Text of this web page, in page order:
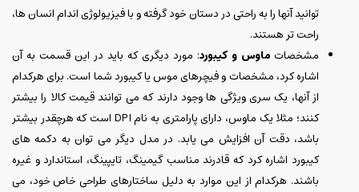
توانید آنها را به راحتی در دستان خود گرفته و با فیزیولوژی اندام انسان ها،
راحت تر هستند.
مشخصات ماوس و کیبورد: مورد دیگری که باید در این قسمت به آن
اشاره کرد، مشخصات و فیچرهای موس یا کیبورد شما است. برای هرکدام
از آنها، یک سری ویژگی ها وجود دارند که می توانند قیمت کالا را بیشتر
کنند؛ مثلا یک ماوس، دارای پارامتری به نام DPI است که هرچقدر بیشتر
باشد، دقت آن افزایش می یابد. در مدل دیگر می توان به دکمه های
کیبورد اشاره کرد که قادرند مناسب گیمینگ، تایپینگ، استاندارد و غیره
باشند. هرکدام از این موارد به دلیل ساختارهای طراحی خاص خود، می